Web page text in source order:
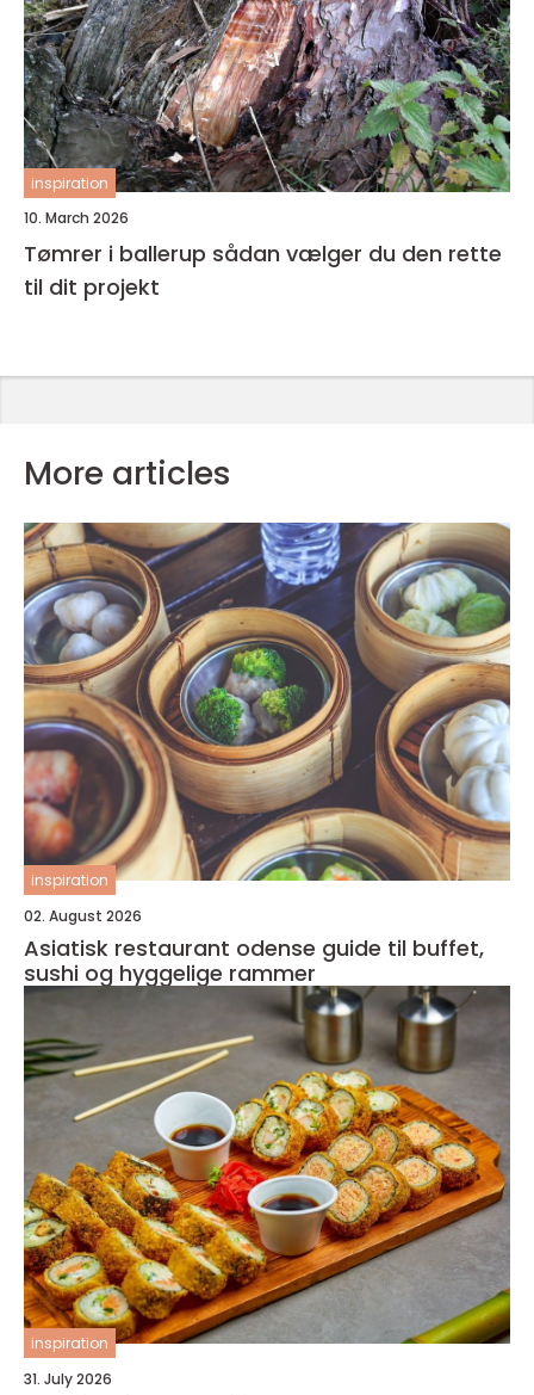
inspiration
10. March 2026
Tømrer i ballerup sådan vælger du den rette
til dit projekt
More articles
inspiration
02. August 2026
Asiatisk restaurant odense guide til buffet,
sushi og hyggelige rammer
inspiration
31. July 2026